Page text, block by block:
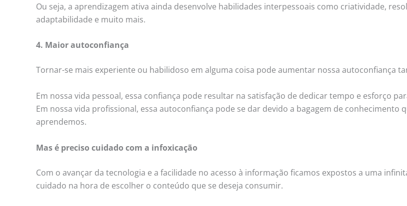
Ou seja, a aprendizagem ativa ainda desenvolve habilidades interpessoais como criatividade,
adaptabilidade e muito mais.
4. Maior autoconfiança
Tornar-se mais experiente ou habilidoso em alguma coisa pode aumentar nossa autoconfiança
Em nossa vida pessoal, essa confiança pode resultar na satisfação de dedicar tempo e esforço
Em nossa vida profissional, essa autoconfiança pode se dar devido a bagagem de conhecimento
aprendemos.
Mas é preciso cuidado com a infoxicação
Com o avançar da tecnologia e a facilidade no acesso à informação ficamos expostos a uma
cuidado na hora de escolher o conteúdo que se deseja consumir.